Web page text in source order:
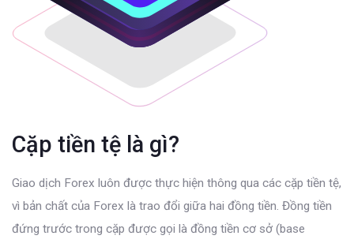
Cặp tiền tệ là gì?
Giao dịch Forex luôn được thực hiện thông qua các cặp tiền tệ,
vì bản chất của Forex là trao đổi giữa hai đồng tiền. Đồng tiền
đứng trước trong cặp được gọi là đồng tiền cơ sở (base